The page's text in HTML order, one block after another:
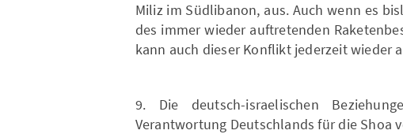
Miliz im Südlibanon, aus. Auch wenn es
des immer wieder auftretenden
kann auch dieser Konflikt jederzeit wieder
9. Die deutsch-israelischen
Verantwortung Deutschlands für die Shoa